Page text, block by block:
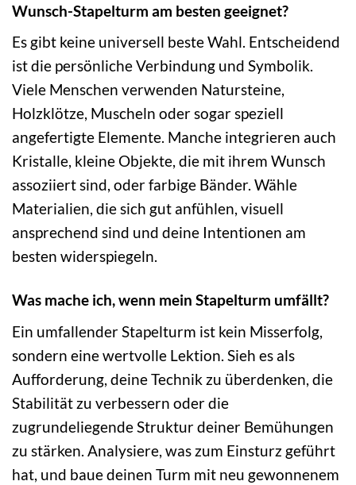
Wunsch-Stapelturm am besten geeignet?
Es gibt keine universell beste Wahl. Entscheidend
ist die persönliche Verbindung und Symbolik.
Viele Menschen verwenden Natursteine,
Holzklötze, Muscheln oder sogar speziell
angefertigte Elemente. Manche integrieren auch
Kristalle, kleine Objekte, die mit ihrem Wunsch
assoziiert sind, oder farbige Bänder. Wähle
Materialien, die sich gut anfühlen, visuell
ansprechend sind und deine Intentionen am
besten widerspiegeln.
Was mache ich, wenn mein Stapelturm umfällt?
Ein umfallender Stapelturm ist kein Misserfolg,
sondern eine wertvolle Lektion. Sieh es als
Aufforderung, deine Technik zu überdenken, die
Stabilität zu verbessern oder die
zugrundeliegende Struktur deiner Bemühungen
zu stärken. Analysiere, was zum Einsturz geführt
hat, und baue deinen Turm mit neu gewonnenem